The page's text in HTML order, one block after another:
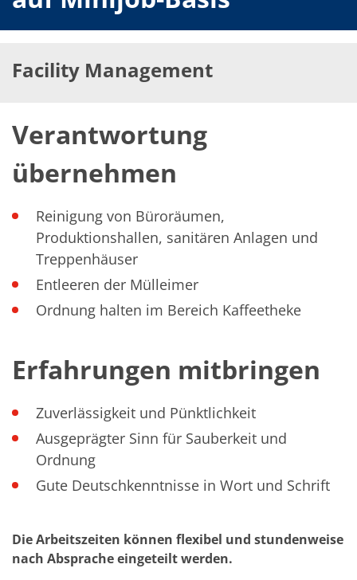
Solarzelle Batch
MedTech
Medizinische Komponenten
Through glass vias (TGV)
Glas Wafer Bearbeitung
Kundenspezifische Lösungen
Rolle zu Rolle
Service
Service Hotline & Service Stützpunkte
Digital Services
Service Level Agreements
Ersatzteilservice
Upgrades
Training
Technologie
TruEtch - Metallätzung
Fluidjet - Metall-Abhebung
Ätzen
Galvanik
Innovationen
Battery Technology
Fortschrittliches chemisches Ätzen
Infocenter
Downloads
Presse
Facility Management
Verantwortung
übernehmen
Reinigung von Büroräumen,
Produktionshallen, sanitären Anlagen und
Treppenhäuser
Entleeren der Mülleimer
Ordnung halten im Bereich Kaffeetheke
Erfahrungen mitbringen
Zuverlässigkeit und Pünktlichkeit
Ausgeprägter Sinn für Sauberkeit und
Ordnung
Gute Deutschkenntnisse in Wort und Schrift
Die Arbeitszeiten können flexibel und stundenweise
nach Absprache eingeteilt werden.